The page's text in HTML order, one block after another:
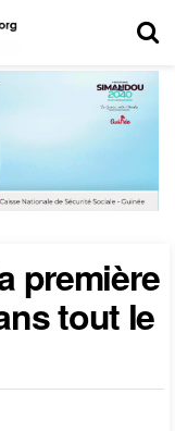
première
tout le